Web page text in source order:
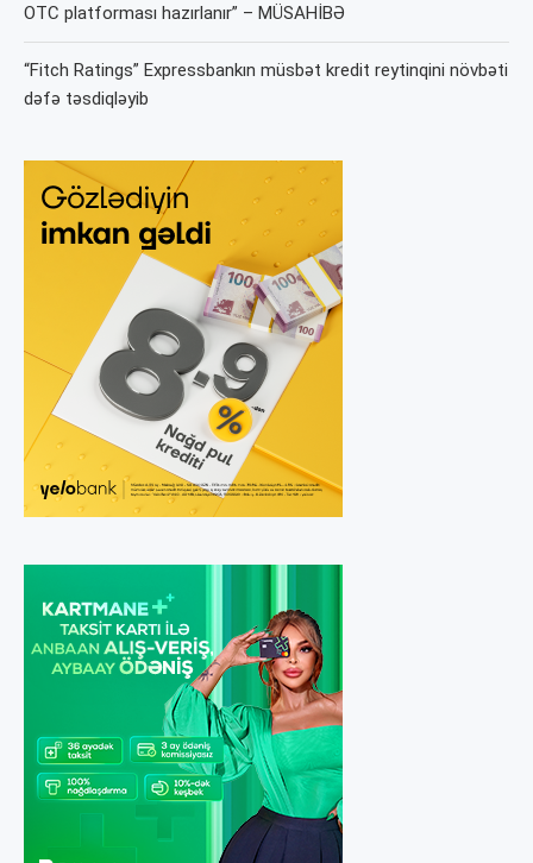
OTC platforması hazırlanır” – MÜSAHİBƏ
“Fitch Ratings” Expressbankın müsbət kredit reytinqini növbəti
dəfə təsdiqləyib